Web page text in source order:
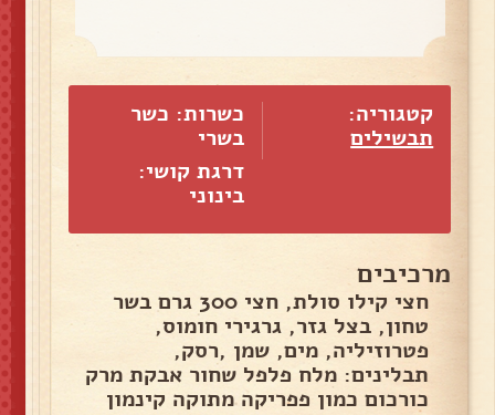
קטגוריה:
תבשילים
כשרות: כשר
בשרי
דרגת קושי:
בינוני
מרכיבים
חצי קילו סולת, חצי 300 גרם בשר
טחון, בצל גזר, גרגירי חומוס,
פטרוזיליה, מים, שמן ,רסק,
תבלינים: מלח פלפל שחור אבקת מרק
כורכום כמון פפריקה מתוקה קינמון